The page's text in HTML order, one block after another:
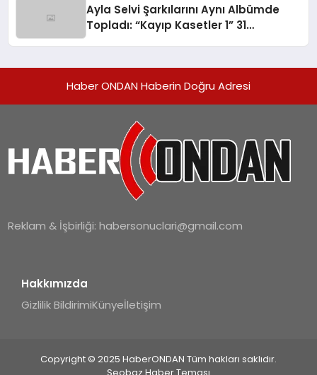
Ayla Selvi Şarkılarını Aynı Albümde
Topladı: “Kayıp Kasetler 1” 31
Haber ONDAN Haberin Doğru Adresi
Reklam & İşbirliği:habersonuclari@gmail.com
Hakkımızda
Gizlilik BildirimiKünyeİletişim
Copyright © 2025 HaberONDAN Tüm hakları saklıdır.